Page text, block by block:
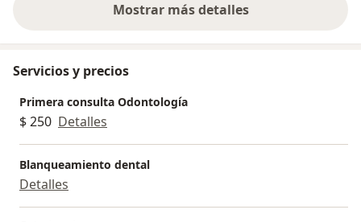
Mostrar más detalles
sobre la experiencia
Servicios y precios
Primera consulta Odontología
$ 250 Detalles
Blanqueamiento dental
Detalles